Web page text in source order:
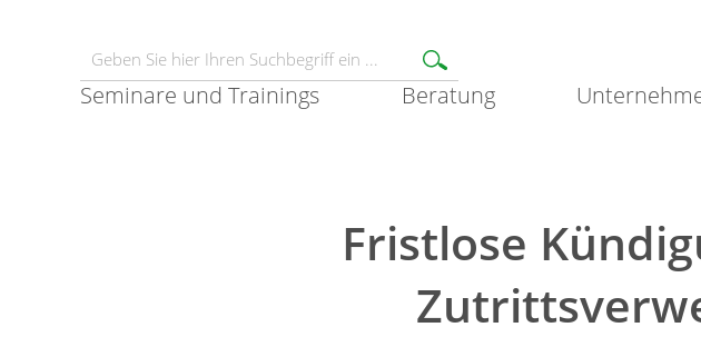
Seminare und Trainings Beratung
Fristlose